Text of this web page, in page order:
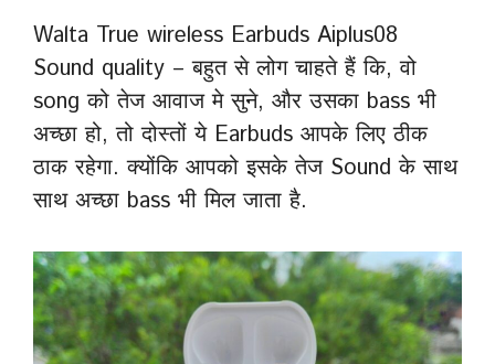
Walta True wireless Earbuds Aiplus08
Sound quality – बहुत से लोग चाहते हैं कि, वो
song को तेज आवाज मे सुने, और उसका bass भी
अच्छा हो, तो दोस्तों ये Earbuds आपके लिए ठीक
ठाक रहेगा. क्योंकि आपको इसके तेज Sound के साथ
साथ अच्छा bass भी मिल जाता है.